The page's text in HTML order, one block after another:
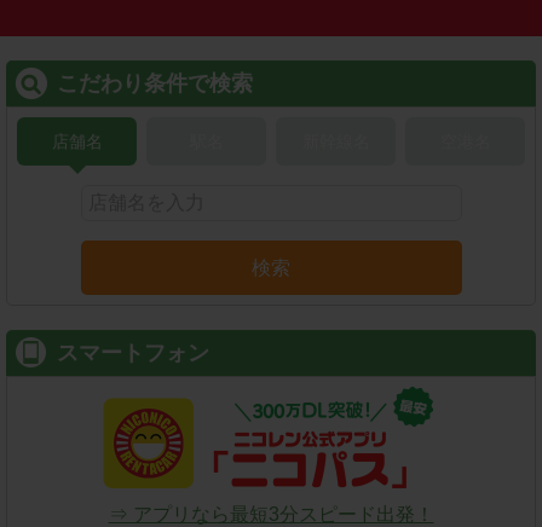
こだわり条件で検索
店舗名
検索
スマートフォン
⇒ アプリなら最短3分スピード出発！